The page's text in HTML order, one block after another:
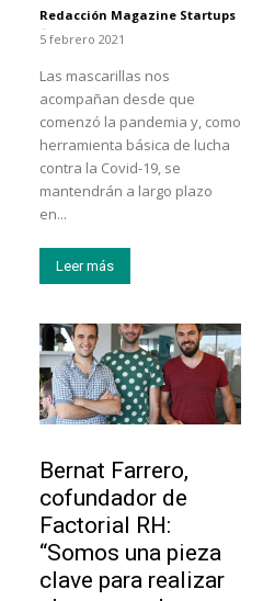
Redacción Magazine Startups
-
5 febrero 2021
Las mascarillas nos
acompañan desde que
comenzó la pandemia y, como
herramienta básica de lucha
contra la Covid-19, se
mantendrán a largo plazo
en...
Leer más
Bernat Farrero,
cofundador de
Factorial RH:
“Somos una pieza
clave para realizar